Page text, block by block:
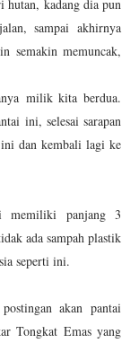
hutan, kadang dia pun
sampai akhirnya
semakin memuncak,
milik kita berdua.
ini, selesai sarapan
dan kembali lagi ke
panjang 3
ada sampah plastik
seperti ini.
akan pantai
Tongkat Emas yang